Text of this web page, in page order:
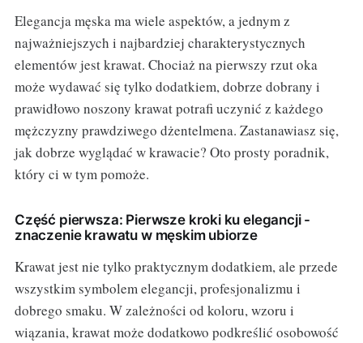
Elegancja męska ma wiele aspektów, a jednym z
najważniejszych i najbardziej charakterystycznych
elementów jest krawat. Chociaż na pierwszy rzut oka
może wydawać się tylko dodatkiem, dobrze dobrany i
prawidłowo noszony krawat potrafi uczynić z każdego
mężczyzny prawdziwego dżentelmena. Zastanawiasz się,
jak dobrze wyglądać w krawacie? Oto prosty poradnik,
który ci w tym pomoże.
Część pierwsza: Pierwsze kroki ku elegancji -
znaczenie krawatu w męskim ubiorze
Krawat jest nie tylko praktycznym dodatkiem, ale przede
wszystkim symbolem elegancji, profesjonalizmu i
dobrego smaku. W zależności od koloru, wzoru i
wiązania, krawat może dodatkowo podkreślić osobowość